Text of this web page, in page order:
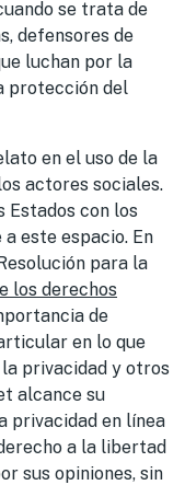
se trata de
defensores de
luchan por la
protección del
en el uso de la
actores sociales.
Estados con los
este espacio. En
para la
los derechos
de
en lo que
privacidad y otros
alcance su
privacidad en línea
a la libertad
sus opiniones, sin